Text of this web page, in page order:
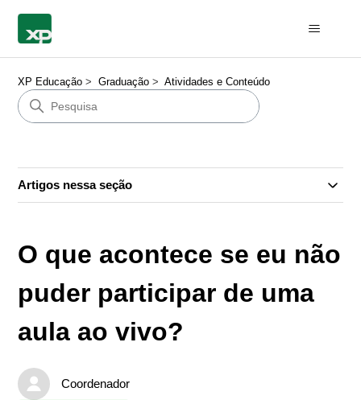
XP Educação Graduação Atividades e Conteúdo
Artigos nessa seção
O que acontece se eu não
puder participar de uma
aula ao vivo?
Coordenador